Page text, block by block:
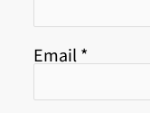
Email *